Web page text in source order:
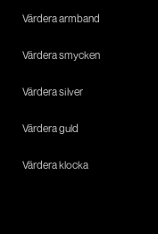
Värdera armband
Värdera smycken
Värdera silver
Värdera guld
Värdera klocka